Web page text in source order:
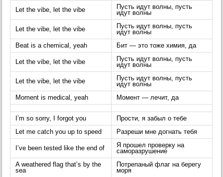
Let the vibe, let the vibe
Пусть идут волны, пусть
идут волны
Let the vibe, let the vibe
Пусть идут волны, пусть
идут волны
Beat is a chemical, yeah
Бит — это тоже химия, да
Let the vibe, let the vibe
Пусть идут волны, пусть
идут волны
Let the vibe, let the vibe
Пусть идут волны, пусть
идут волны
Moment is medical, yeah
Момент — лечит, да
I’m so sorry, I forgot you
Прости, я забыл о тебе
Let me catch you up to speed
Разреши мне догнать тебя
I’ve been tested like the end of
Я прошел проверку на
саморазрушение
A weathered flag that’s by the
sea
Потрепаный флаг на берегу
моря